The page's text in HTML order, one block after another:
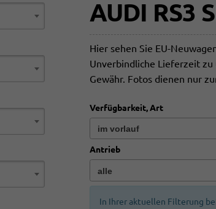
AUDI RS3
Hier sehen Sie EU-
Unverbindliche Lieferzeit zu
Gewähr. Fotos dienen nur
Verfügbarkeit, Art
Antrieb
In Ihrer aktuellen Filterung